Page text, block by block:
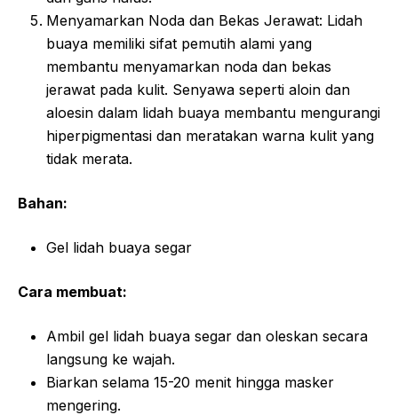
Menyamarkan Noda dan Bekas Jerawat: Lidah
buaya memiliki sifat pemutih alami yang
membantu menyamarkan noda dan bekas
jerawat pada kulit. Senyawa seperti aloin dan
aloesin dalam lidah buaya membantu mengurangi
hiperpigmentasi dan meratakan warna kulit yang
tidak merata.
Bahan:
Gel lidah buaya segar
Cara membuat:
Ambil gel lidah buaya segar dan oleskan secara
langsung ke wajah.
Biarkan selama 15-20 menit hingga masker
mengering.